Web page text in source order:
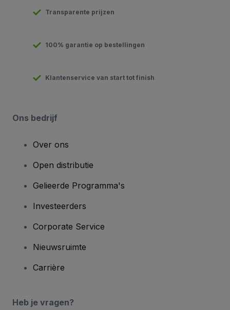
Transparente prijzen
100% garantie op bestellingen
Klantenservice van start tot finish
Ons bedrijf
Over ons
Open distributie
Gelieerde Programma's
Investeerders
Corporate Service
Nieuwsruimte
Carrière
Heb je vragen?